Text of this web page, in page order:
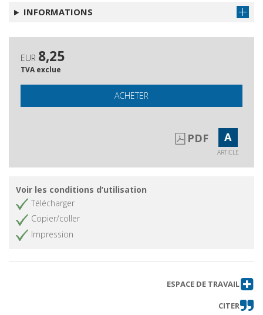
INFORMATIONS
EUR 8,25
TVA exclue
ACHETER
PDF A
ARTICLE
Voir les conditions d’utilisation
Télécharger
Copier/coller
Impression
ESPACE DE TRAVAIL
CITER